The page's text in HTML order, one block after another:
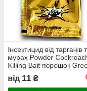
Інсектицид від тарганів
мурах Powder
Killing Bait порошок
Leaf, 8 г
від 11 ₴